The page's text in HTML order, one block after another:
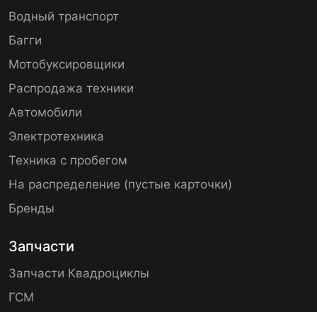
Водный транспорт
Багги
Мотобуксировщики
Распродажа техники
Автомобили
Электротехника
Техника с пробегом
На распределение (пустые карточки)
Бренды
Запчасти
Запчасти Квадроциклы
ГСМ